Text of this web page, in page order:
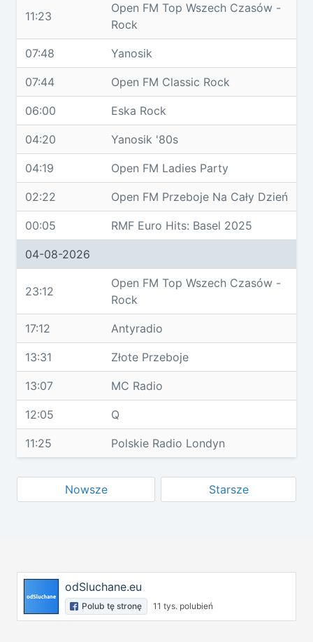
11:23
Open FM Top Wszech Czasów -
Rock
07:48 Yanosik
07:44 Open FM Classic Rock
06:00 Eska Rock
04:20 Yanosik '80s
04:19 Open FM Ladies Party
02:22 Open FM Przeboje Na Cały Dzień
00:05 RMF Euro Hits: Basel 2025
04-08-2026
23:12
Open FM Top Wszech Czasów -
Rock
17:12 Antyradio
13:31 Złote Przeboje
13:07 MC Radio
12:05 Q
11:25 Polskie Radio Londyn
Nowsze Starsze
odSluchane.eu
Polub tę stronę 11 tys. polubień